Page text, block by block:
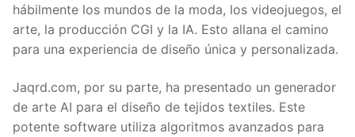
hábilmente los mundos de la moda, los videojuegos, el
arte, la producción CGI y la IA. Esto allana el camino
para una experiencia de diseño única y personalizada.
Jaqrd.com, por su parte, ha presentado un generador
de arte AI para el diseño de tejidos textiles. Este
potente software utiliza algoritmos avanzados para